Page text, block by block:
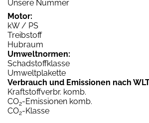
Unsere Nummer
Motor:
kW / PS
Treibstoff
Hubraum
Umweltnormen:
Schadstoffklasse
Umweltplakette
Verbrauch und Emissionen nach
Kraftstoffverbr. komb.
CO2-Emissionen komb.
CO2-Klasse